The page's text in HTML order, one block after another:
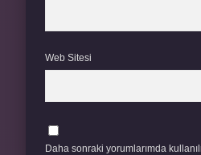
Web Sitesi
Daha sonraki yorumlarımda